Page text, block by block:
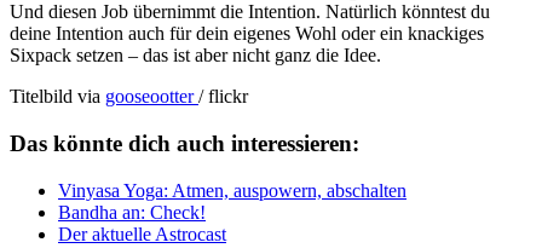
Und diesen Job übernimmt die Intention. Natürlich könntest du
deine Intention auch für dein eigenes Wohl oder ein knackiges
Sixpack setzen – das ist aber nicht ganz die Idee.
Titelbild via gooseootter/ flickr
Das könnte dich auch interessieren:
Vinyasa Yoga: Atmen, auspowern, abschalten
Bandha an: Check!
Der aktuelle Astrocast